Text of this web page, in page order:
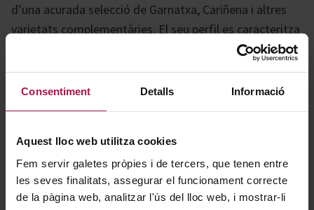
Consentiment Detalls Informació
Aquest lloc web utilitza cookies
Fem servir galetes pròpies i de tercers, que tenen entre
les seves finalitats, assegurar el funcionament correcte
de la pàgina web, analitzar l'ús del lloc web, i mostrar-li
d’una acurada selecció de Garnatxa, Cariñena i altres
varietats complementàries. El seu perfil es caracteritza
per una intensitat aromàtica notable, marcada per
matisos afruitats i una personalitat única que el
posiciona entre els rosats més reconeguts i apreciats
del panorama nacional. Ideal per a qui busca frescor i
Gastronomía